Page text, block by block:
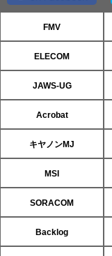
FMV
ELECOM
JAWS-UG
Acrobat
キヤノンMJ
MSI
SORACOM
Backlog